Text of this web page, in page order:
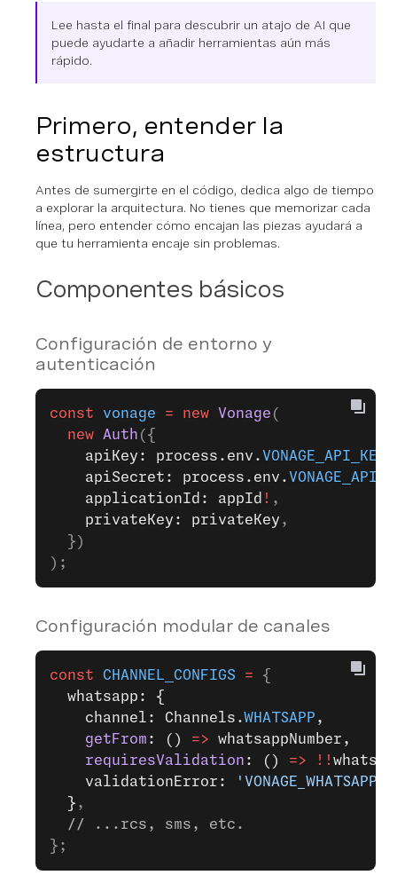
Lee hasta el final para descubrir un atajo de AI que
puede ayudarte a añadir herramientas aún más
rápido.
Primero, entender la
estructura
Antes de sumergirte en el código, dedica algo de tiempo
a explorar la arquitectura. No tienes que memorizar cada
línea, pero entender cómo encajan las piezas ayudará a
que tu herramienta encaje sin problemas.
Componentes básicos
Configuración de entorno y
autenticación
const vonage = new Vonage (
  new
Auth ({
    apiKey: process.env.
VONAGE_API_KEY
    apiSecret: process.env.
    applicationId: appId
! ,
    privateKey: privateKey
,
  })
);
Configuración modular de canales
const CHANNEL_CONFIGS = {
  whatsapp: {
    channel: Channels.
WHATSAPP ,
    getFrom
: () => whatsappNumber,
    requiresValidation
: () => !!
    validationError:
  }
,
  // ...rcs, sms, etc.
};